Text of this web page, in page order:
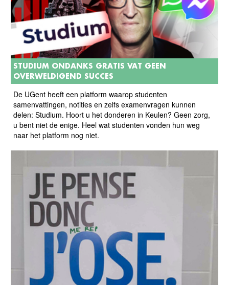
STUDIUM ONDANKS GRATIS VAT GEEN
OVERWELDIGEND SUCCES
De UGent heeft een platform waarop studenten
samenvattingen, notities en zelfs examenvragen kunnen
delen: Studium. Hoort u het donderen in Keulen? Geen zorg,
u bent niet de enige. Heel wat studenten vonden hun weg
naar het platform nog niet.